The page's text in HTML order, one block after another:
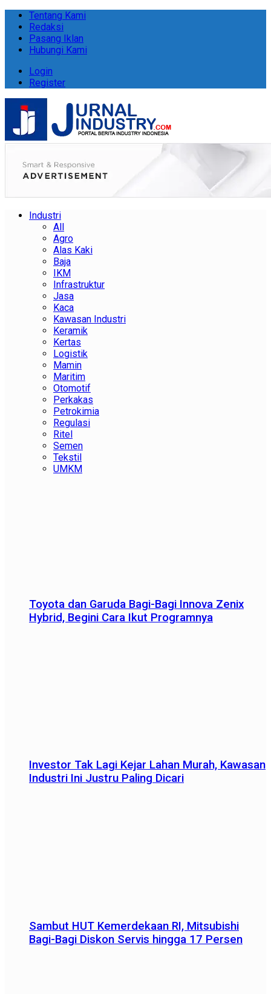
Tentang Kami
Redaksi
Pasang Iklan
Hubungi Kami
Login
Register
Industri
All
Agro
Alas Kaki
Baja
IKM
Infrastruktur
Jasa
Kaca
Kawasan Industri
Keramik
Kertas
Logistik
Mamin
Maritim
Otomotif
Perkakas
Petrokimia
Regulasi
Ritel
Semen
Tekstil
UMKM
Toyota dan Garuda Bagi-Bagi Innova Zenix
Hybrid, Begini Cara Ikut Programnya
Investor Tak Lagi Kejar Lahan Murah, Kawasan
Industri Ini Justru Paling Dicari
Sambut HUT Kemerdekaan RI, Mitsubishi
Bagi-Bagi Diskon Servis hingga 17 Persen